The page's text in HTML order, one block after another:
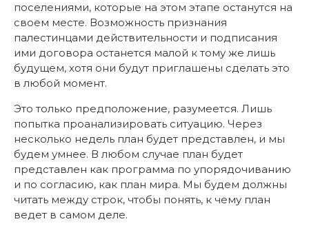
поселениями, которые на этом этапе останутся на
своем месте. Возможность признания
палестинцами действительности и подписания
ими договора останется малой к тому же лишь
будущем, хотя они будут приглашены сделать это
в любой момент.
Это только предположение, разумеется. Лишь
попытка проанализировать ситуацию. Через
несколько недель план будет представлен, и мы
будем умнее. В любом случае план будет
представлен как программа по упорядочиванию
и по согласию, как план мира. Мы будем должны
читать между строк, чтобы понять, к чему план
ведет в самом деле.